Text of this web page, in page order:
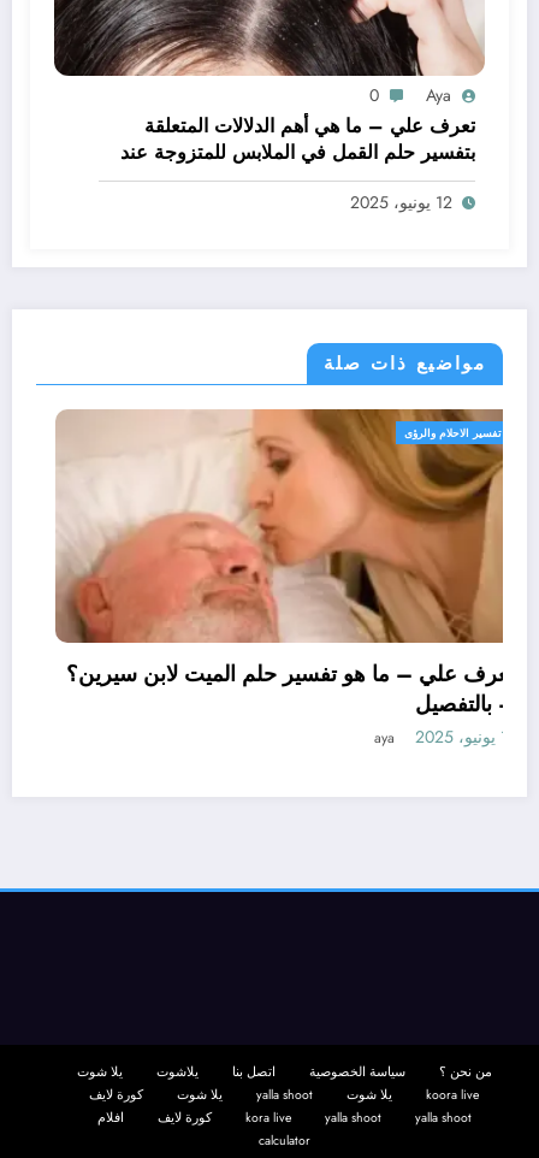
Aya
0
تعرف علي – ما هي أهم الدلالات المتعلقة
بتفسير حلم القمل في الملابس للمتزوجة عند
ابن سيرين؟ – بالتفصيل
12 يونيو، 2025
مواضيع ذات صلة
تفسير الاحلام والرؤى
تعرف علي – ما هو تفسير حلم الميت لابن
– بالتفصيل
11 يونيو، 2025
من نحن ؟ سياسة الخصوصية اتصل بنا يلاشوت
يلا شوت
يلا شوت yalla shoot يلا شوت
كورة لايف
yalla shoot
yalla shoot كورة لايف
افلام